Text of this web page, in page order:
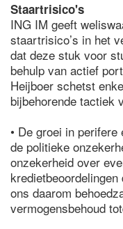
Staartrisico's
ING IM geeft
staartrisico’s in het
dat deze stuk voor
behulp van actief
Heijboer schetst
bijbehorende tactiek
• De groei in
de politieke
onzekerheid over
ons daarom
vermogensbehoud